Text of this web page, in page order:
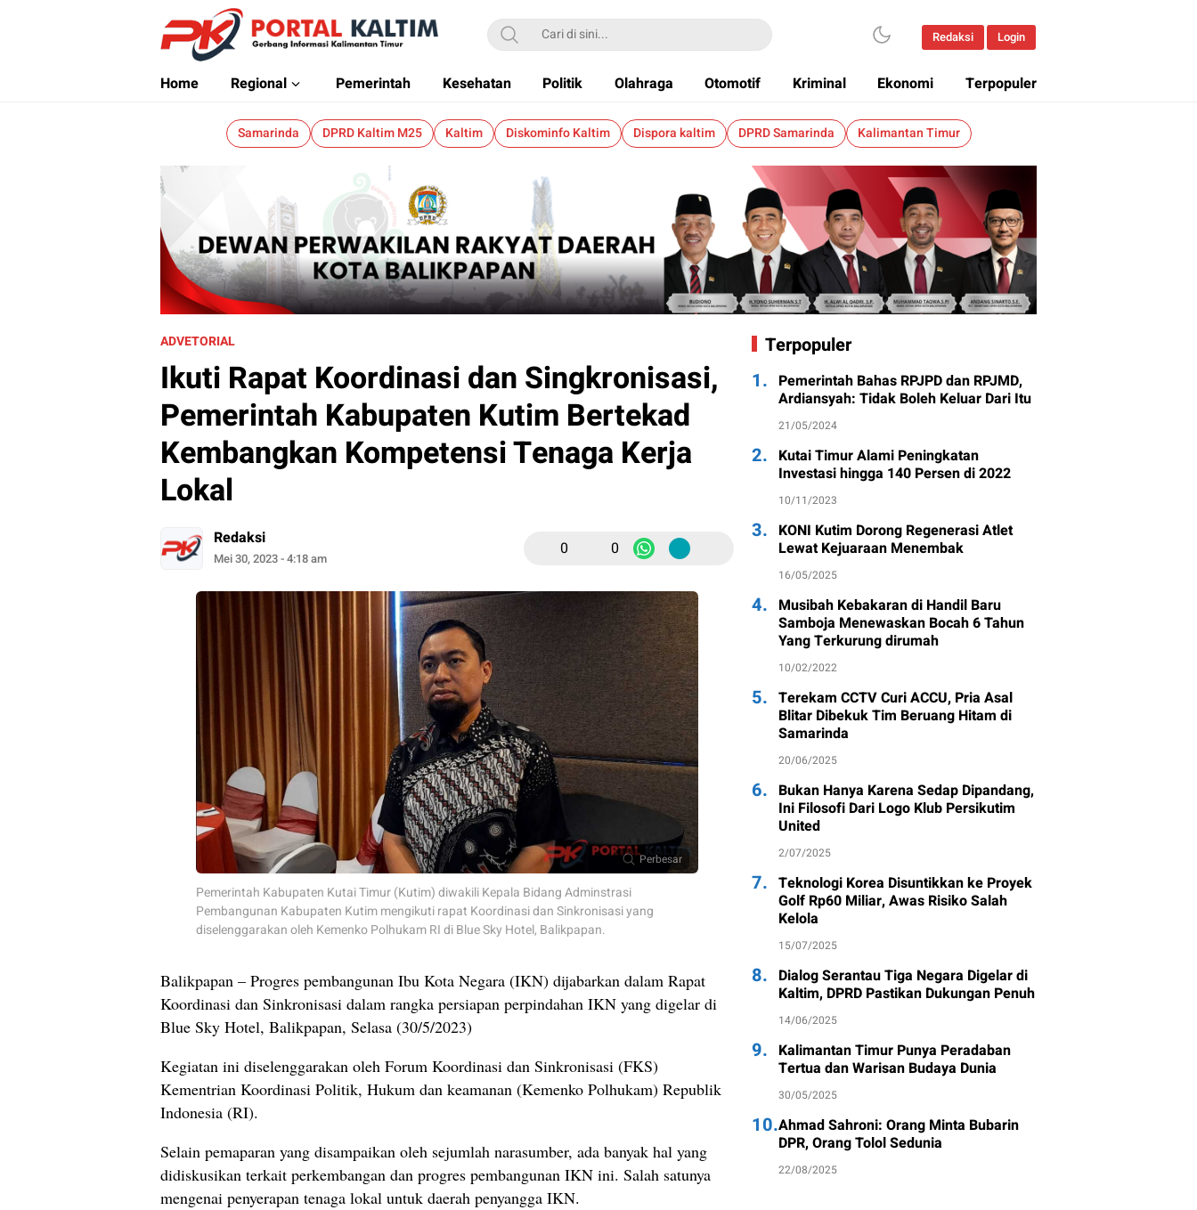
Portalkaltim.com
Berita Kaltim Terkini
Redaksi Login
Home Regional Pemerintah Kesehatan Politik Olahraga Otomotif Kriminal Ekonomi Terpopuler
Samarinda DPRD Kaltim M25 Kaltim Diskominfo Kaltim Dispora kaltim DPRD Samarinda Kalimantan Timur
ADVETORIAL
Ikuti Rapat Koordinasi dan Singkronisasi,
Pemerintah Kabupaten Kutim Bertekad
Kembangkan Kompetensi Tenaga Kerja
Lokal
Redaksi
Mei 30, 2023 - 4:18 am 0 0
Perbesar
Pemerintah Kabupaten Kutai Timur (Kutim) diwakili Kepala Bidang Adminstrasi
Pembangunan Kabupaten Kutim mengikuti rapat Koordinasi dan Sinkronisasi yang
diselenggarakan oleh Kemenko Polhukam RI di Blue Sky Hotel, Balikpapan.
Balikpapan – Progres pembangunan Ibu Kota Negara (IKN) dijabarkan dalam Rapat
Koordinasi dan Sinkronisasi dalam rangka persiapan perpindahan IKN yang digelar di
Blue Sky Hotel, Balikpapan, Selasa (30/5/2023)
Kegiatan ini diselenggarakan oleh Forum Koordinasi dan Sinkronisasi (FKS)
Kementrian Koordinasi Politik, Hukum dan keamanan (Kemenko Polhukam) Republik
Indonesia (RI).
Selain pemaparan yang disampaikan oleh sejumlah narasumber, ada banyak hal yang
didiskusikan terkait perkembangan dan progres pembangunan IKN ini. Salah satunya
mengenai penyerapan tenaga lokal untuk daerah penyangga IKN.
Terpopuler
1. Pemerintah Bahas RPJPD dan RPJMD,
Ardiansyah: Tidak Boleh Keluar Dari Itu
21/05/2024
2. Kutai Timur Alami Peningkatan
Investasi hingga 140 Persen di 2022
10/11/2023
3. KONI Kutim Dorong Regenerasi Atlet
Lewat Kejuaraan Menembak
16/05/2025
4. Musibah Kebakaran di Handil Baru
Samboja Menewaskan Bocah 6 Tahun
Yang Terkurung dirumah
10/02/2022
5. Terekam CCTV Curi ACCU, Pria Asal
Blitar Dibekuk Tim Beruang Hitam di
Samarinda
20/06/2025
6. Bukan Hanya Karena Sedap Dipandang,
Ini Filosofi Dari Logo Klub Persikutim
United
2/07/2025
7. Teknologi Korea Disuntikkan ke Proyek
Golf Rp60 Miliar, Awas Risiko Salah
Kelola
15/07/2025
8. Dialog Serantau Tiga Negara Digelar di
Kaltim, DPRD Pastikan Dukungan Penuh
14/06/2025
9. Kalimantan Timur Punya Peradaban
Tertua dan Warisan Budaya Dunia
30/05/2025
10.Ahmad Sahroni: Orang Minta Bubarin
DPR, Orang Tolol Sedunia
22/08/2025